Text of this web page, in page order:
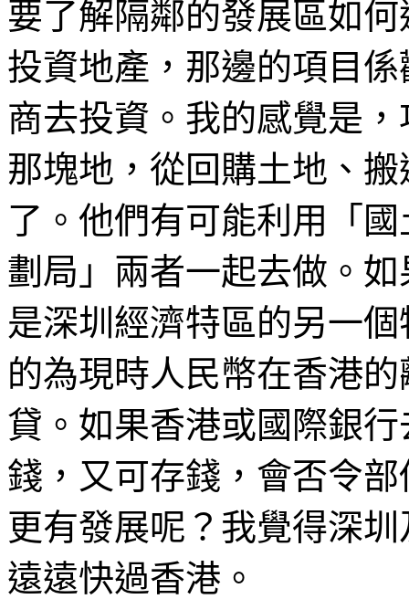
要了解隔鄰的發展區如
投資地產，那邊的項目
商去投資。我的感覺是
那塊地，從回購土地、
了。他們有可能利用「
劃局」兩者一起去做。
是深圳經濟特區的另一
的為現時人民幣在香港
貸。如果香港或國際銀
錢，又可存錢，會否令
更有發展呢？我覺得深
遠遠快過香港。